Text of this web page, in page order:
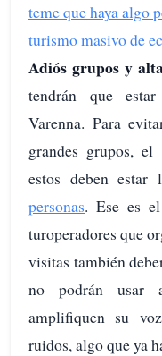
teme que haya algo
turismo masivo de
Adiós grupos y
tendrán que
Varenna. Para
grandes grupos,
estos deben estar
personas. Ese es
turoperadores que
visitas también
no podrán usar
amplifiquen su
ruidos, algo que ya